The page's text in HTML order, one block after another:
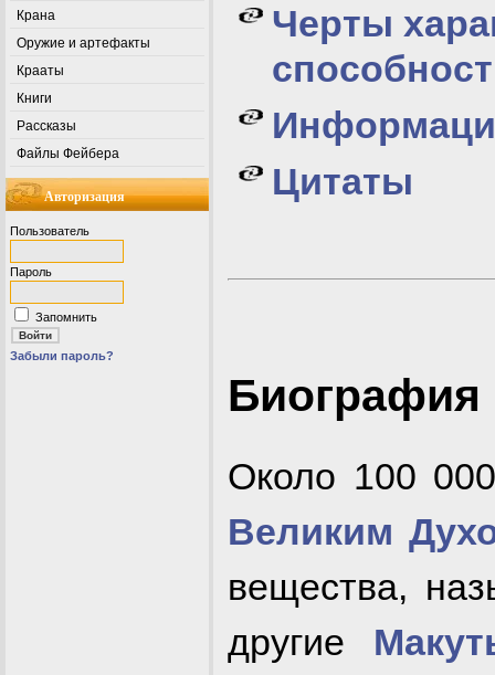
Крана
Оружие и артефакты
Крааты
Книги
Рассказы
Файлы Фейбера
Авторизация
Пользователь
Пароль
Запомнить
Забыли пароль?
Черты
Цитаты
Биография
Около 100
Великим
вещества,
другие